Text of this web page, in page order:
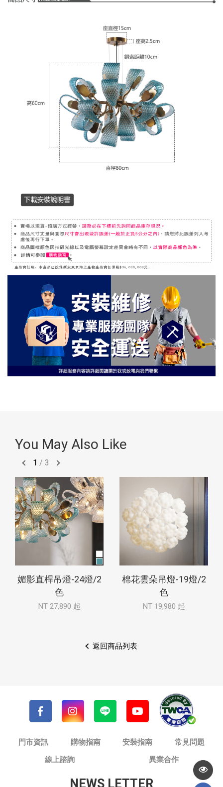
You May Also Like
1 / 3
媚影直桿吊燈-24燈/2
色
NT 27,890 起
棉花雲朵吊燈-19燈/2
色
NT 19,980 起
返回商品列表
門市資訊 購物指南 安裝指南
常見問題
線上諮詢
異業合作
NEWS LETTER